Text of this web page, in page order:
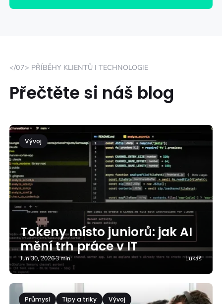
</07> PŘÍBĚHY KLIENTŮ I TECHNOLOGIE
Přečtěte si náš blog
Vývoj
Tokeny místo juniorů: jak AI
mění trh práce v IT
Jun 30, 20263 min. Lukáš
Průmysl Tipy a triky Vývoj